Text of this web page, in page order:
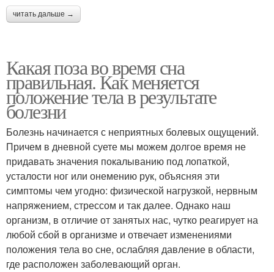
читать дальше →
Какая поза во время сна
правильная. Как меняется
положение тела в результате
болезни
Болезнь начинается с неприятных болевых ощущений.
Причем в дневной суете мы можем долгое время не
придавать значения покалыванию под лопаткой,
усталости ног или онемению рук, объясняя эти
симптомы чем угодно: физической нагрузкой, нервным
напряжением, стрессом и так далее. Однако наш
организм, в отличие от занятых нас, чутко реагирует на
любой сбой в организме и отвечает изменениями
положения тела во сне, ослабляя давление в области,
где расположен заболевающий орган.